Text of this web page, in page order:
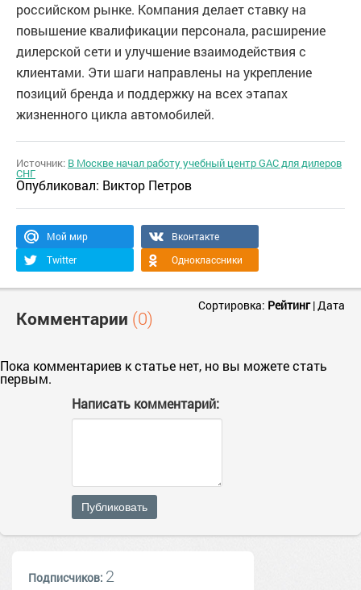
российском рынке. Компания делает ставку на
повышение квалификации персонала, расширение
дилерской сети и улучшение взаимодействия с
клиентами. Эти шаги направлены на укрепление
позиций бренда и поддержку на всех этапах
жизненного цикла автомобилей.
Источник: В Москве начал работу учебный центр GAC для дилеров
СНГ
Опубликовал: Виктор Петров
Мой мир
Вконтакте
Twitter
Одноклассники
Комментарии (0)
Сортировка: Рейтинг|Дата
Пока комментариев к статье нет, но вы можете стать
первым.
Написать комментарий:
Публиковать
Подписчиков: 2